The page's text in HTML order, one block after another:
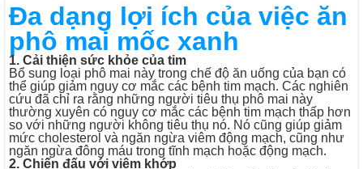
Đa dạng lợi ích của việc ăn
phô mai mốc xanh
1. Cải thiện sức khỏe của tim
Bổ sung loại phô mai này trong chế độ ăn uống của bạn có
thể giúp giảm nguy cơ mắc các bệnh tim mạch. Các nghiên
cứu đã chỉ ra rằng những người tiêu thụ phô mai này
thường xuyên có nguy cơ mắc các bệnh tim mạch thấp hơn
so với những người không tiêu thụ nó. Nó cũng giúp giảm
mức cholesterol và ngăn ngừa viêm động mạch, cũng như
ngăn ngừa đông máu trong tĩnh mạch hoặc động mạch.
2. Chiến đấu với viêm khớp